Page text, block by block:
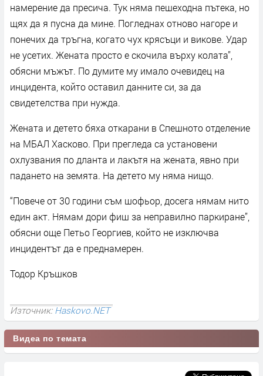
намерение да пресича. Тук няма пешеходна пътека, но
щях да я пусна да мине. Погледнах отново нагоре и
понечих да тръгна, когато чух крясъци и викове. Удар
не усетих. Жената просто е скочила върху колата”,
обясни мъжът. По думите му имало очевидец на
инцидента, който оставил данните си, за да
свидетелства при нужда.
Жената и детето бяха откарани в Спешното отделение
на МБАЛ Хасково. При прегледа са установени
охлузвания по дланта и лакътя на жената, явно при
падането на земята. На детето му няма нищо.
“Повече от 30 години съм шофьор, досега нямам нито
един акт. Нямам дори фиш за неправилно паркиране”,
обясни още Петьо Георгиев, който не изключва
инцидентът да е преднамерен.
Тодор Кръшков
Източник:Haskovo.NET
Видеа по темата